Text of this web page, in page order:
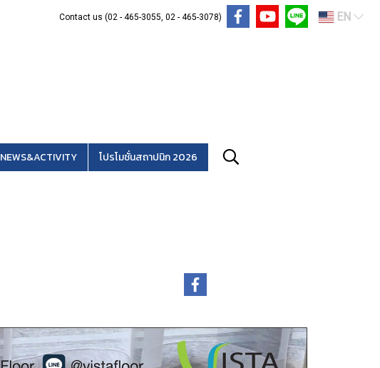
Contact us (02 - 465-3055, 02 - 465-3078) EN
NEWS&ACTIVITY โปรโมชั่นสถาปนิก 2026